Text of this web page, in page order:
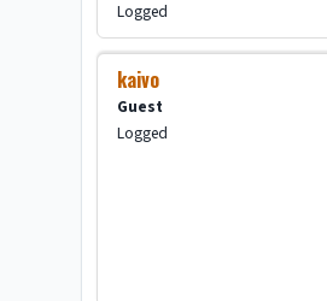
Logged
kaivo
Guest
Logged